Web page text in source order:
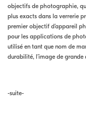
objectifs de photographie,
plus exacts dans la verrerie
premier objectif d’appareil
pour les applications de
utilisé en tant que nom de
durabilité, l’image de grande
-suite-